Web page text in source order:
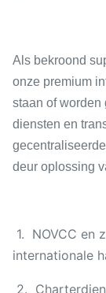
Als bekroond
onze premium
staan of worden
diensten en
deur oplossing
1. NOVCC en
internationale
2.